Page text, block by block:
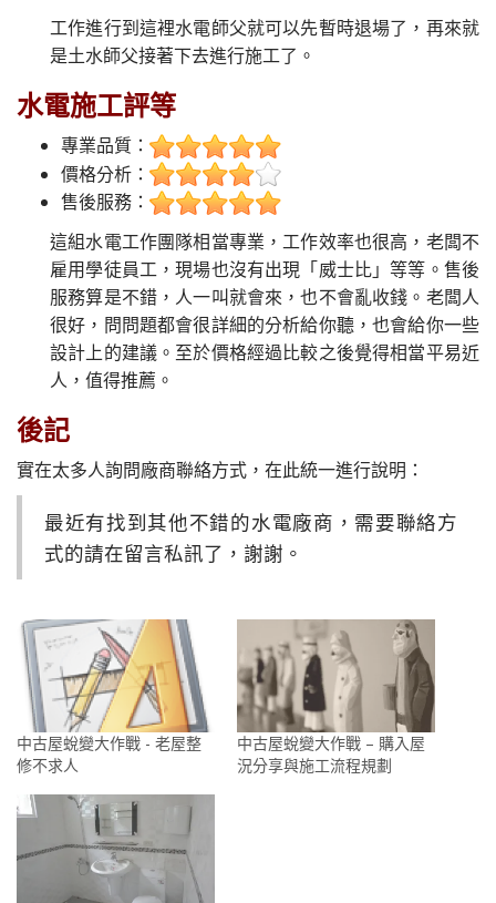
工作進行到這裡水電師父就可以先暫時退場了，再來就
是土水師父接著下去進行施工了。
水電施工評等
專業品質：
價格分析：
售後服務：
這組水電工作團隊相當專業，工作效率也很高，老闆不
雇用學徒員工，現場也沒有出現「威士比」等等。售後
服務算是不錯，人一叫就會來，也不會亂收錢。老闆人
很好，問問題都會很詳細的分析給你聽，也會給你一些
設計上的建議。至於價格經過比較之後覺得相當平易近
人，值得推薦。
後記
實在太多人詢問廠商聯絡方式，在此統一進行說明：
最近有找到其他不錯的水電廠商，需要聯絡方
式的請在留言私訊了，謝謝。
中古屋蛻變大作戰 - 老屋整
修不求人
中古屋蛻變大作戰 – 購入屋
況分享與施工流程規劃